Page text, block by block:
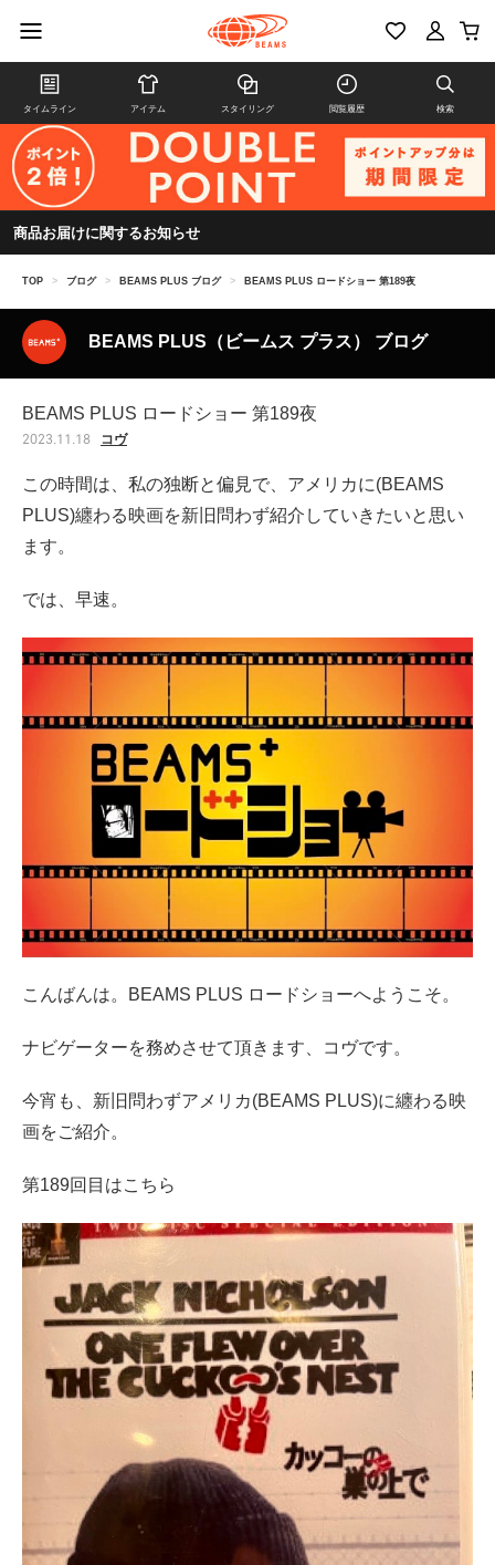
タイムライン アイテム スタイリング 閲覧履歴 検索
商品お届けに関するお知らせ
TOP > ブログ > BEAMS PLUS ブログ > BEAMS PLUS ロードショー 第189夜
BEAMS PLUS（ビームス プラス） ブログ
BEAMS PLUS ロードショー 第189夜
2023.11.18 コヴ
この時間は、 私の独断と偏見で、 アメリカに(BEAMS
PLUS)纏わる映画を新旧問わず紹介していきたいと思い
ます。
では、早速。
こんばんは。 BEAMS PLUS ロードショーへようこそ。
ナビゲーターを務めさせて頂きます、コヴです。
今宵も、新旧問わずアメリカ(BEAMS PLUS)に纏わる映
画をご紹介。
第189回目はこちら